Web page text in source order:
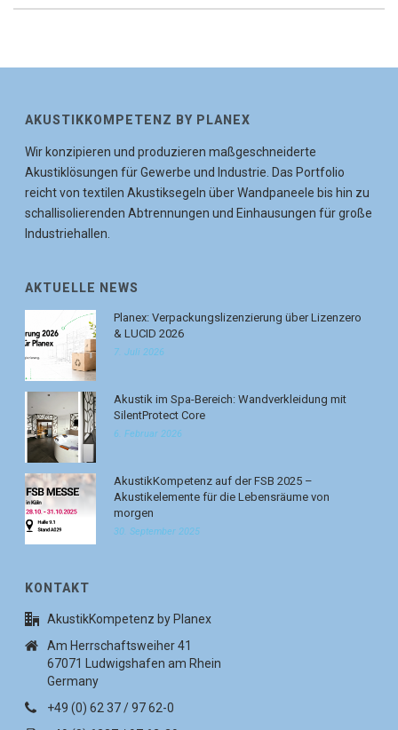
AKUSTIKKOMPETENZ BY PLANEX
Wir konzipieren und produzieren maßgeschneiderte
Akustiklösungen für Gewerbe und Industrie. Das Portfolio
reicht von textilen Akustiksegeln über Wandpaneele bis hin zu
schallisolierenden Abtrennungen und Einhausungen für große
Industriehallen.
AKTUELLE NEWS
Planex: Verpackungslizenzierung über Lizenzero
& LUCID 2026
7. Juli 2026
Akustik im Spa-Bereich: Wandverkleidung mit
SilentProtect Core
6. Februar 2026
AkustikKompetenz auf der FSB 2025 –
Akustikelemente für die Lebensräume von
morgen
30. September 2025
KONTAKT
AkustikKompetenz by Planex
Am Herrschaftsweiher 41
67071 Ludwigshafen am Rhein
Germany
+49 (0) 62 37 / 97 62-0